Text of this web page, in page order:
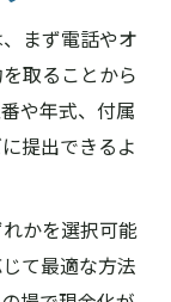
まず電話やオ
取ることから
や年式、付属
提出できるよ
かを選択可能
て最適な方法